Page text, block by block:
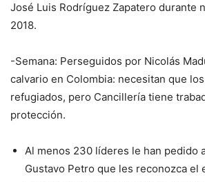
José Luis Rodríguez Zapatero durante
2018.
-Semana: Perseguidos por Nicolás
calvario en Colombia: necesitan que
refugiados, pero Cancillería tiene
protección.
Al menos 230 líderes le han pedido
Gustavo Petro que les reconozca el